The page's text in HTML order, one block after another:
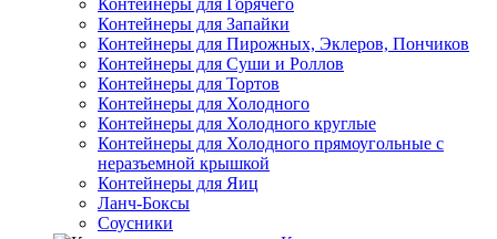
Контейнеры для Запайки
Контейнеры для Пирожных, Эклеров, Пончиков
Контейнеры для Суши и Роллов
Контейнеры для Тортов
Контейнеры для Холодного
Контейнеры для Холодного круглые
Контейнеры для Холодного прямоугольные с
неразъемной крышкой
Контейнеры для Яиц
Ланч-Боксы
Соусники